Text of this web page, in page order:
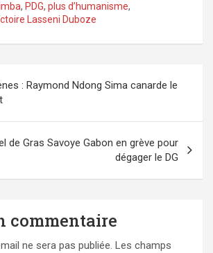
, PDG, plus d’humanisme,
Lasseni Duboze
: Raymond Ndong Sima canarde le
de Gras Savoye Gabon en grève pour
dégager le DG
commentaire
ne sera pas publiée. Les champs